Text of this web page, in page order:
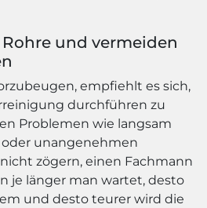
und vermeiden
empfiehlt es sich,
durchführen zu
Problemen wie langsam
unangenehmen
zögern, einen Fachmann
je länger man wartet, desto
und desto teurer wird die